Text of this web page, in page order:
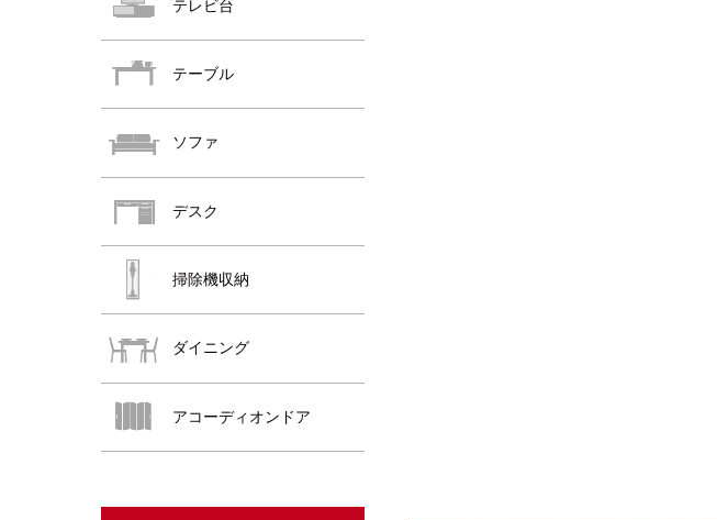
おすすめ商品
テレビ台
テーブル
ソファ
デスク
掃除機収納
ダイニング
アコーディオンドア